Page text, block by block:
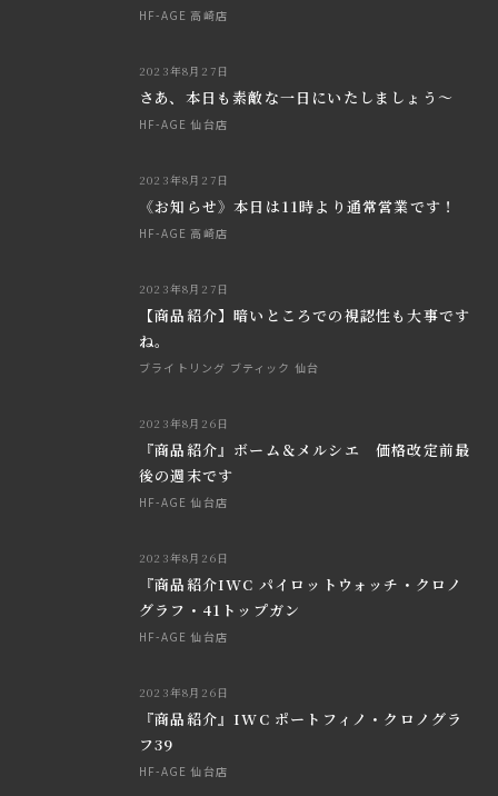
HF-AGE 高崎店
2023年8月27日
さあ、本日も素敵な一日にいたしましょう～
HF-AGE 仙台店
2023年8月27日
《お知らせ》本日は11時より通常営業です！
HF-AGE 高崎店
2023年8月27日
【商品紹介】暗いところでの視認性も大事です
ね。
ブライトリング ブティック 仙台
2023年8月26日
『商品紹介』ボーム＆メルシエ 価格改定前最
後の週末です
HF-AGE 仙台店
2023年8月26日
『商品紹介IWC パイロットウォッチ・クロノ
グラフ・41トップガン
HF-AGE 仙台店
2023年8月26日
『商品紹介』IWC ポートフィノ・クロノグラ
フ39
HF-AGE 仙台店